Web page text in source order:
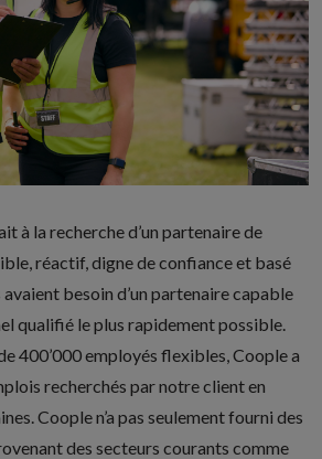
à la recherche d’un partenaire de
réactif, digne de confiance et basé
avaient besoin d’un partenaire capable
qualifié le plus rapidement possible.
400’000 employés flexibles, Coople a
recherchés par notre client en
Coople n’a pas seulement fourni des
des secteurs courants comme